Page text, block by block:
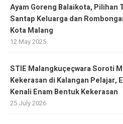
Ayam Goreng Balaikota, Pilihan
Santap Keluarga dan
Kota Malang
12 May 2025
STIE Malangkuçeçwara Soroti
Kekerasan di Kalangan Pelajar,
Kenali Enam Bentuk Kekerasan
25 July 2026